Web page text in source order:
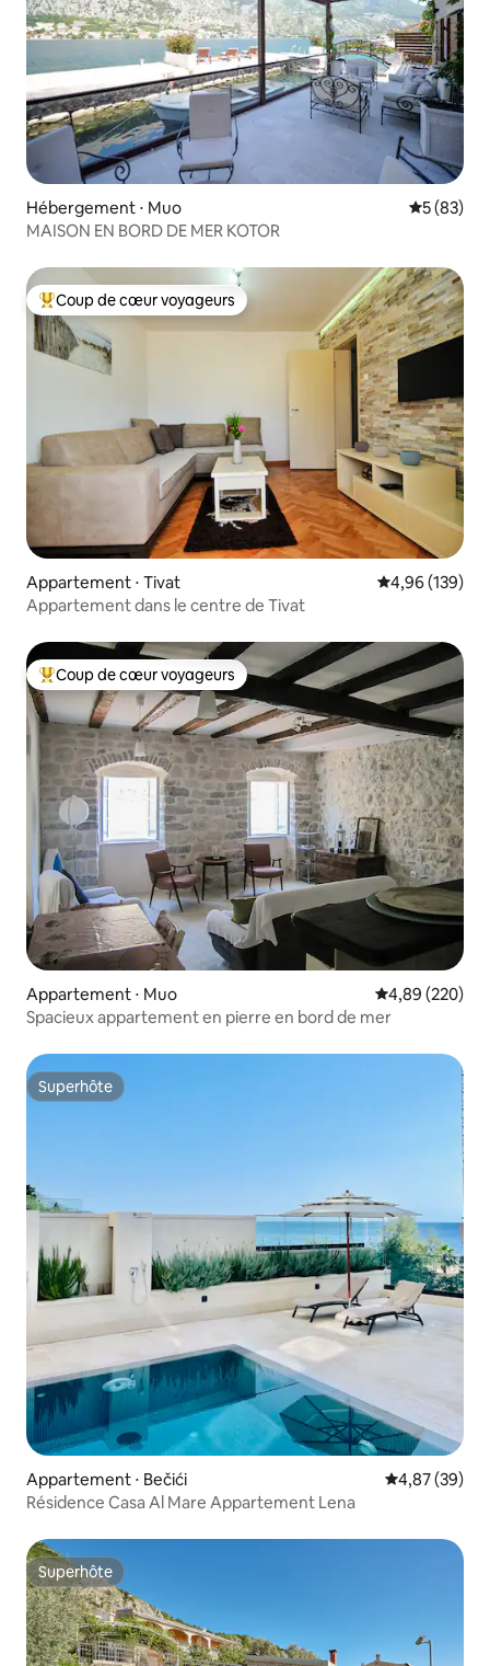
Hébergement ⋅ Muo
5 (83)
MAISON EN BORD DE MER KOTOR
Coups de cœur voyageurs les plus appréciés
Coup de cœur voyageurs
Appartement ⋅ Tivat Évaluation
4,96 (139)
Appartement dans le centre de Tivat
Coups de cœur voyageurs les plus appréciés
Coup de cœur voyageurs
Appartement ⋅ Muo Évaluation
4,89 (220)
Spacieux appartement en pierre en bord de mer
Superhôte
Superhôte
Appartement ⋅ Bečići Évaluation
4,87 (39)
Résidence Casa Al Mare Appartement Lena
Superhôte
Superhôte